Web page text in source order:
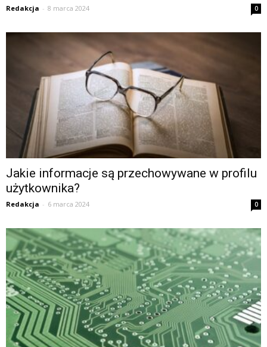
Redakcja - 8 marca 2024 0
Jakie informacje są przechowywane w profilu
użytkownika?
Redakcja - 6 marca 2024 0